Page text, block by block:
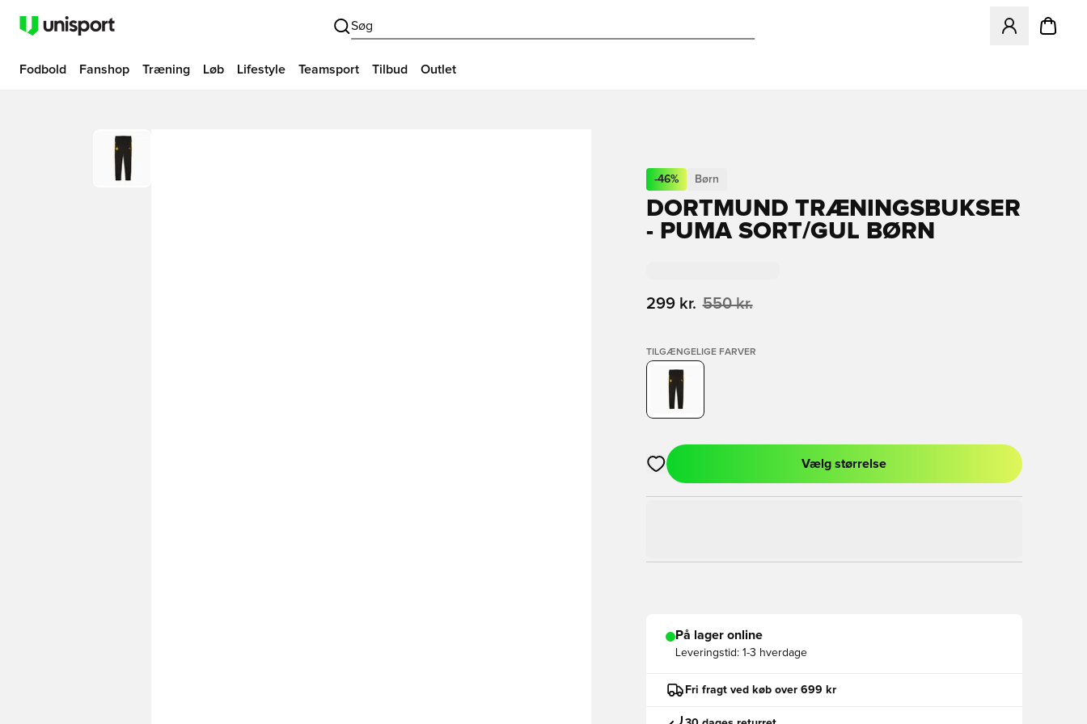
Søg
Åbner en
Fodbold Fanshop Træning Løb Lifestyle Teamsport Tilbud Outlet
-46% Børn
DORTMUND TRÆNINGSBUKSER
- PUMA SORT/GUL BØRN
299 kr. 550 kr.
TILGÆNGELIGE FARVER
Åbner en Modal til at logge ind eller tilmelde dig som medlem
Vælg størrelse
På lager online
Leveringstid: 1-3 hverdage
Fri fragt ved køb over 699 kr